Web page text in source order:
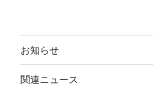
お知らせ
関連ニュース